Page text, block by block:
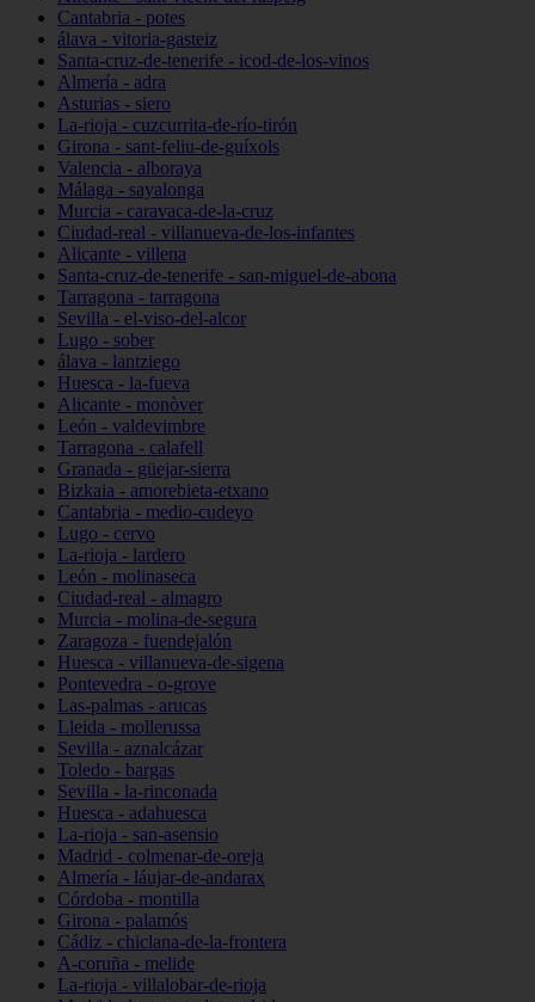
Cantabria - potes
álava - vitoria-gasteiz
Santa-cruz-de-tenerife - icod-de-los-vinos
Almería - adra
Asturias - siero
La-rioja - cuzcurrita-de-río-tirón
Girona - sant-feliu-de-guíxols
Valencia - alboraya
Málaga - sayalonga
Murcia - caravaca-de-la-cruz
Ciudad-real - villanueva-de-los-infantes
Alicante - villena
Santa-cruz-de-tenerife - san-miguel-de-abona
Tarragona - tarragona
Sevilla - el-viso-del-alcor
Lugo - sober
álava - lantziego
Huesca - la-fueva
Alicante - monòver
León - valdevimbre
Tarragona - calafell
Granada - güejar-sierra
Bizkaia - amorebieta-etxano
Cantabria - medio-cudeyo
Lugo - cervo
La-rioja - lardero
León - molinaseca
Ciudad-real - almagro
Murcia - molina-de-segura
Zaragoza - fuendejalón
Huesca - villanueva-de-sigena
Pontevedra - o-grove
Las-palmas - arucas
Lleida - mollerussa
Sevilla - aznalcázar
Toledo - bargas
Sevilla - la-rinconada
Huesca - adahuesca
La-rioja - san-asensio
Madrid - colmenar-de-oreja
Almería - láujar-de-andarax
Córdoba - montilla
Girona - palamós
Cádiz - chiclana-de-la-frontera
A-coruña - melide
La-rioja - villalobar-de-rioja